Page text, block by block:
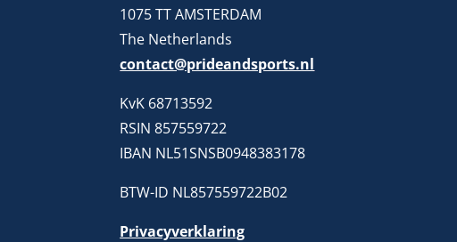
1075 TT AMSTERDAM
The Netherlands
contact@prideandsports.nl
KvK 68713592
RSIN 857559722
IBAN NL51SNSB0948383178
BTW-ID NL857559722B02
Privacyverklaring